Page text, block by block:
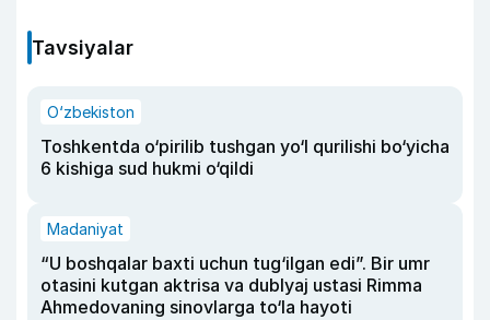
Tavsiyalar
O‘zbekiston
Toshkentda o‘pirilib tushgan yo‘l qurilishi bo‘yicha
6 kishiga sud hukmi o‘qildi
Madaniyat
“U boshqalar baxti uchun tug‘ilgan edi”. Bir umr
otasini kutgan aktrisa va dublyaj ustasi Rimma
Ahmedovaning sinovlarga to‘la hayoti